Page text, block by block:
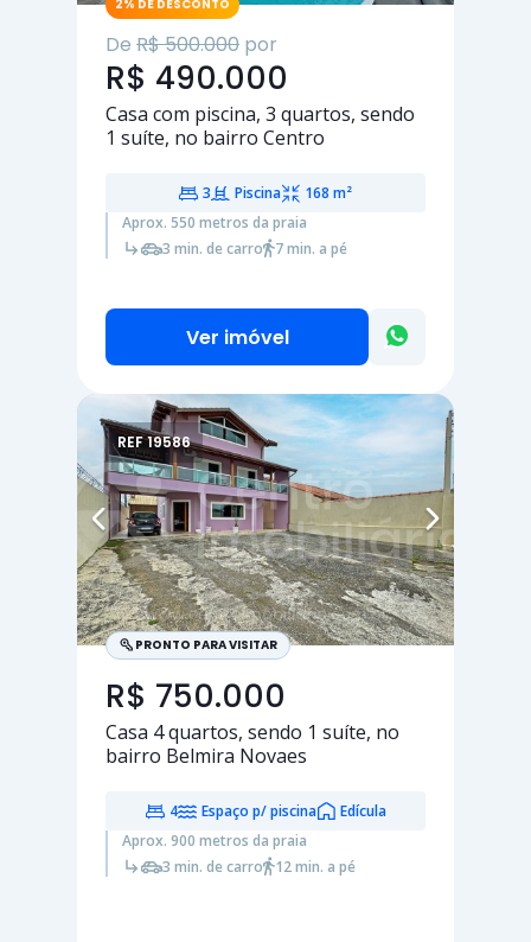
2% DE DESCONTO
De R$ 500.000 por
R$ 490.000
Casa com piscina, 3 quartos, sendo
1 suíte, no bairro Centro
3 Piscina
168 m²
Aprox. 550 metros da praia
3 min. de carro
7 min. a pé
Ver imóvel
REF 19586
PRONTO PARA VISITAR
R$ 750.000
Casa 4 quartos, sendo 1 suíte, no
bairro Belmira Novaes
4 Espaço p/ piscina
Edícula
Aprox. 900 metros da praia
3 min. de carro
12 min. a pé